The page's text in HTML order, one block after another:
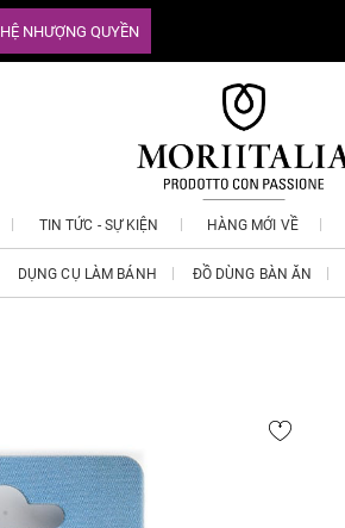
NHƯỢNG QUYỀN
TIN TỨC - SỰ KIỆN HÀNG MỚI VỀ
DỤNG CỤ LÀM BÁNH ĐỒ DÙNG BÀN ĂN